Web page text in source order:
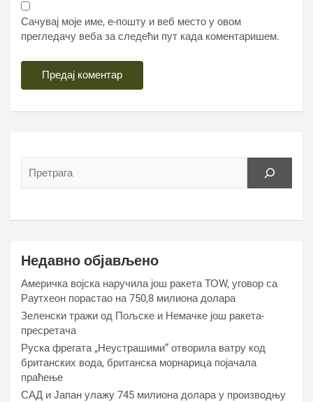
Сачувај моје име, е-пошту и веб место у овом
прегледачу веба за следећи пут када коментаришем.
Недавно објављено
Америчка војска наручила још ракета ТОW, уговор са
Раyтхеон порастао на 750,8 милиона долара
Зеленски тражи од Пољске и Немачке још ракета-
пресретача
Руска фрегата „Неустрашими“ отворила ватру код
британских вода, британска морнарица појачала
праћење
САД и Јапан улажу 745 милиона долара у производњу